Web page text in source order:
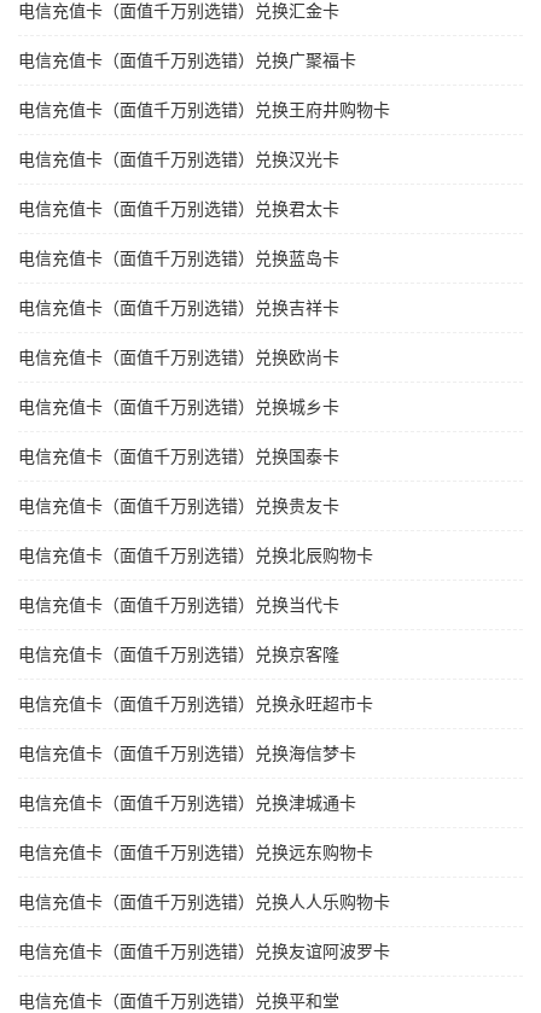
电信充值卡（面值千万别选错）兑换汇金卡
电信充值卡（面值千万别选错）兑换广聚福卡
电信充值卡（面值千万别选错）兑换王府井购物卡
电信充值卡（面值千万别选错）兑换汉光卡
电信充值卡（面值千万别选错）兑换君太卡
电信充值卡（面值千万别选错）兑换蓝岛卡
电信充值卡（面值千万别选错）兑换吉祥卡
电信充值卡（面值千万别选错）兑换欧尚卡
电信充值卡（面值千万别选错）兑换城乡卡
电信充值卡（面值千万别选错）兑换国泰卡
电信充值卡（面值千万别选错）兑换贵友卡
电信充值卡（面值千万别选错）兑换北辰购物卡
电信充值卡（面值千万别选错）兑换当代卡
电信充值卡（面值千万别选错）兑换京客隆
电信充值卡（面值千万别选错）兑换永旺超市卡
电信充值卡（面值千万别选错）兑换海信梦卡
电信充值卡（面值千万别选错）兑换津城通卡
电信充值卡（面值千万别选错）兑换远东购物卡
电信充值卡（面值千万别选错）兑换人人乐购物卡
电信充值卡（面值千万别选错）兑换友谊阿波罗卡
电信充值卡（面值千万别选错）兑换平和堂